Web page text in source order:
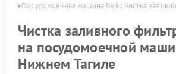
Посудомоечная машина Beko чистка
Чистка заливного
на посудомоечной
Нижнем Тагиле